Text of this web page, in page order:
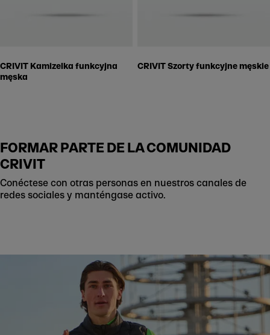
CRIVIT Kamizelka funkcyjna
męska
CRIVIT Szorty funkcyjne męskie
FORMAR PARTE DE LA COMUNIDAD
CRIVIT
Conéctese con otras personas en nuestros canales de
redes sociales y manténgase activo.